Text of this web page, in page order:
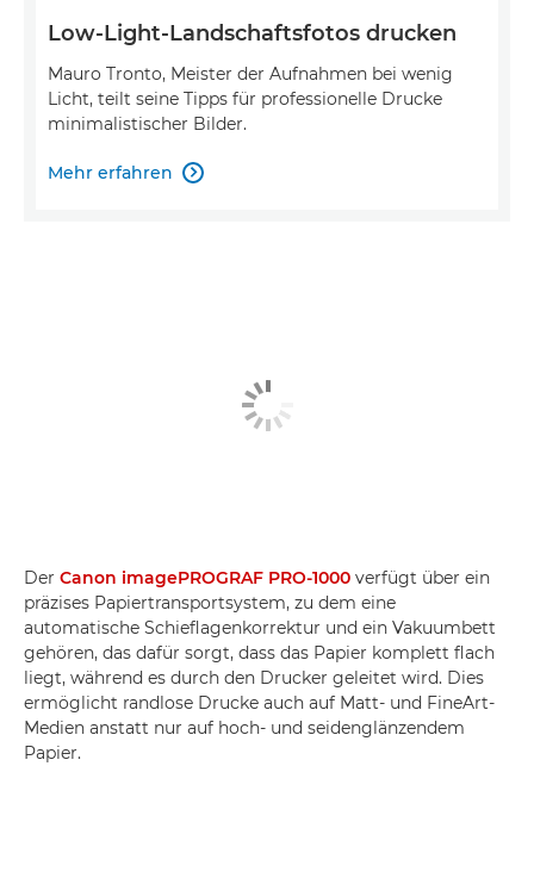
Low-Light-Landschaftsfotos drucken
Mauro Tronto, Meister der Aufnahmen bei wenig
Licht, teilt seine Tipps für professionelle Drucke
minimalistischer Bilder.
Mehr erfahren 
Der Canon imagePROGRAF PRO-1000 verfügt über ein
präzises Papiertransportsystem, zu dem eine
automatische Schieflagenkorrektur und ein Vakuumbett
gehören, das dafür sorgt, dass das Papier komplett flach
liegt, während es durch den Drucker geleitet wird. Dies
ermöglicht randlose Drucke auch auf Matt- und FineArt-
Medien anstatt nur auf hoch- und seidenglänzendem
Papier.